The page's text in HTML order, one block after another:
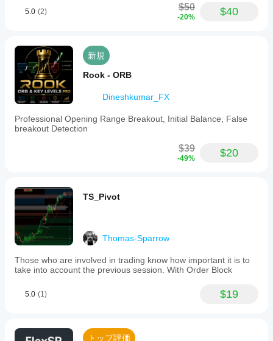
ご確
い。
インジ
略に適
応させ
ること
ができ
ます。
5.0 (2) $50
-20% $40
新規
Rook - ORB
Dineshkumar_FX
Professional Opening Range Breakout, Initial Balance, False
breakout Detection
$39
-49% $20
TS_Pivot
Thomas-Sparrow
Those who are involved in trading know how important it is to
take into account the previous session. With Order Block
5.0 (1) $19
トップ評価